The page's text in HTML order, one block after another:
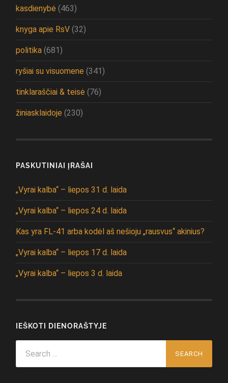
kasdienybė (463)
knyga apie RsV (32)
politika (681)
ryšiai su visuomene (341)
tinklaraščiai & teisė (76)
žiniasklaidoje (230)
PASKUTINIAI ĮRAŠAI
„Vyrai kalba“ – liepos 31 d. laida
„Vyrai kalba“ – liepos 24 d. laida
Kas yra FL-41 arba kodėl aš nešioju „rausvus“ akinius?
„Vyrai kalba“ – liepos 17 d. laida
„Vyrai kalba“ – liepos 3 d. laida
IEŠKOTI DIENORAŠTYJE
for: